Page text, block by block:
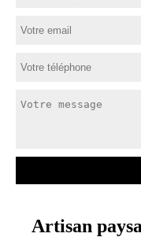
Artisan